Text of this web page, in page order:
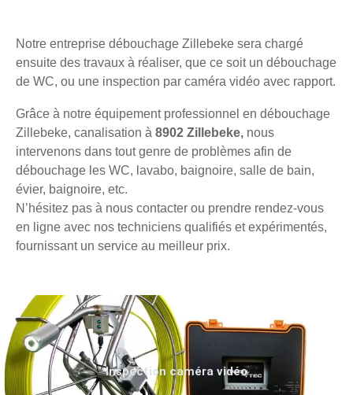
Notre entreprise débouchage Zillebeke sera chargé
ensuite des travaux à réaliser, que ce soit un débouchage
de WC, ou une inspection par caméra vidéo avec rapport.
Grâce à notre équipement professionnel en débouchage
Zillebeke, canalisation à 8902 Zillebeke, nous
intervenons dans tout genre de problèmes afin de
débouchage les WC, lavabo, baignoire, salle de bain,
évier, baignoire, etc.
N’hésitez pas à nous contacter ou prendre rendez-vous
en ligne avec nos techniciens qualifiés et expérimentés,
fournissant un service au meilleur prix.
Inspection caméra vidéo